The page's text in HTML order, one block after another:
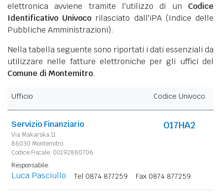
elettronica avviene tramite l'utilizzo di un Codice
Identificativo Univoco rilasciato dall'iPA (Indice delle
Pubbliche Amministrazioni).
Nella tabella seguente sono riportati i dati essenziali da
utilizzare nelle fatture elettroniche per gli uffici del
Comune di Montemitro.
Ufficio Codice Univoco
Servizio Finanziario
Via Makarska 11
86030 Montemitro
Codice Fiscale: 00192880706
O17HA2
Responsabile:
Luca Pasciullo Tel 0874 877259 Fax 0874 877259